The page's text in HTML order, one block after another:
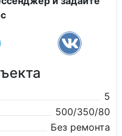
5
500/350/80
Без ремонта